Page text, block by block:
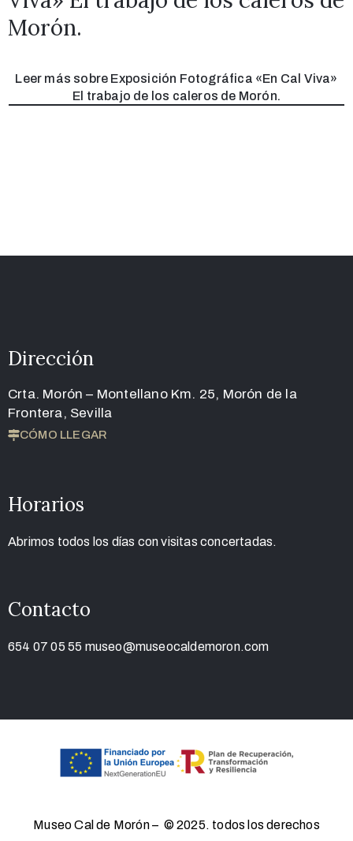
Morón.
Leer más sobre Exposición Fotográfica «En Cal Viva»
El trabajo de los caleros de Morón.
Dirección
Crta. Morón – Montellano Km. 25, Morón de la
Frontera, Sevilla
CÓMO LLEGAR
Horarios
Abrimos todos los días con visitas concertadas.
Contacto
654 07 05 55 museo@museocaldemoron.com
Museo Cal de Morón – © 2025. todos los derechos